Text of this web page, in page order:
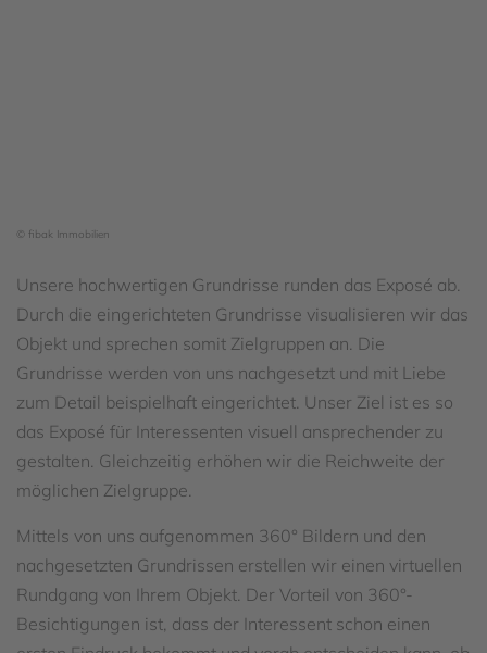
© fibak Immobilien
Unsere hochwertigen Grundrisse runden das Exposé ab.
Durch die eingerichteten Grundrisse visualisieren wir das
Objekt und sprechen somit Zielgruppen an. Die
Grundrisse werden von uns nachgesetzt und mit Liebe
zum Detail beispielhaft eingerichtet. Unser Ziel ist es so
das Exposé für Interessenten visuell ansprechender zu
gestalten. Gleichzeitig erhöhen wir die Reichweite der
möglichen Zielgruppe.
Mittels von uns aufgenommen 360° Bildern und den
nachgesetzten Grundrissen erstellen wir einen virtuellen
Rundgang von Ihrem Objekt. Der Vorteil von 360°-
Besichtigungen ist, dass der Interessent schon einen